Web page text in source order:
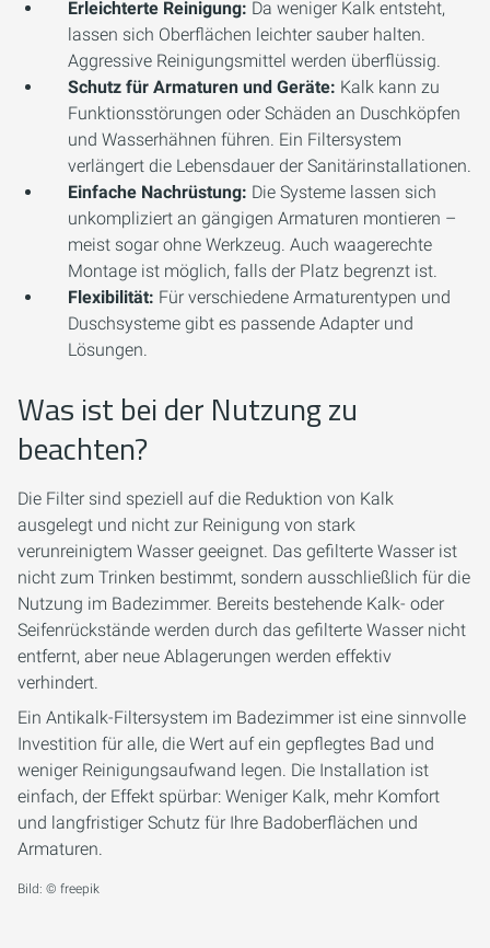
Erleichterte Reinigung: Da weniger Kalk entsteht,
lassen sich Oberflächen leichter sauber halten.
Aggressive Reinigungsmittel werden überflüssig.
Schutz für Armaturen und Geräte: Kalk kann zu
Funktionsstörungen oder Schäden an Duschköpfen
und Wasserhähnen führen. Ein Filtersystem
verlängert die Lebensdauer der Sanitärinstallationen.
Einfache Nachrüstung: Die Systeme lassen sich
unkompliziert an gängigen Armaturen montieren –
meist sogar ohne Werkzeug. Auch waagerechte
Montage ist möglich, falls der Platz begrenzt ist.
Flexibilität: Für verschiedene Armaturentypen und
Duschsysteme gibt es passende Adapter und
Lösungen.
Was ist bei der Nutzung zu
beachten?
Die Filter sind speziell auf die Reduktion von Kalk
ausgelegt und nicht zur Reinigung von stark
verunreinigtem Wasser geeignet. Das gefilterte Wasser ist
nicht zum Trinken bestimmt, sondern ausschließlich für die
Nutzung im Badezimmer. Bereits bestehende Kalk- oder
Seifenrückstände werden durch das gefilterte Wasser nicht
entfernt, aber neue Ablagerungen werden effektiv
verhindert.
Ein Antikalk-Filtersystem im Badezimmer ist eine sinnvolle
Investition für alle, die Wert auf ein gepflegtes Bad und
weniger Reinigungsaufwand legen. Die Installation ist
einfach, der Effekt spürbar: Weniger Kalk, mehr Komfort
und langfristiger Schutz für Ihre Badoberflächen und
Armaturen.
Bild: © freepik